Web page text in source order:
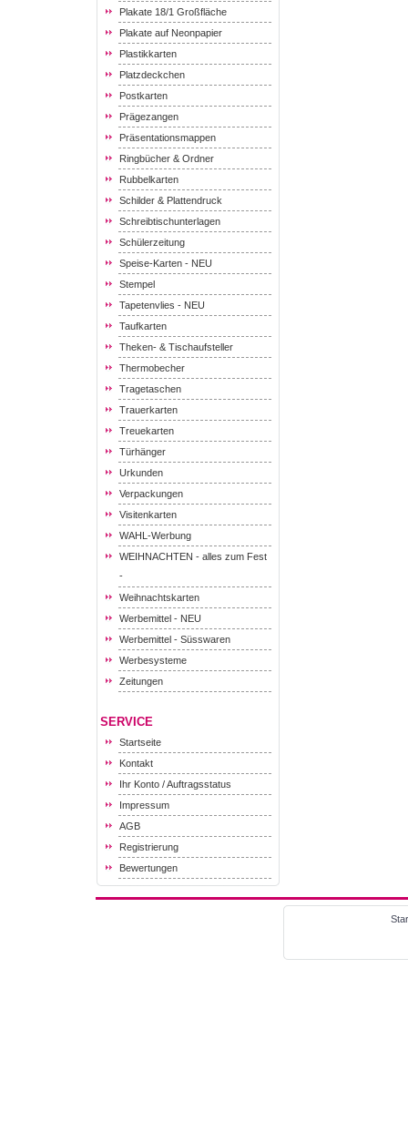
Plakate 18/1 Großfläche
Plakate auf Neonpapier
Plastikkarten
Platzdeckchen
Postkarten
Prägezangen
Präsentationsmappen
Ringbücher & Ordner
Rubbelkarten
Schilder & Plattendruck
Schreibtischunterlagen
Schülerzeitung
Speise-Karten - NEU
Stempel
Tapetenvlies - NEU
Taufkarten
Theken- & Tischaufsteller
Thermobecher
Tragetaschen
Trauerkarten
Treuekarten
Türhänger
Urkunden
Verpackungen
Visitenkarten
WAHL-Werbung
WEIHNACHTEN - alles zum Fest
-
Weihnachtskarten
Werbemittel - NEU
Werbemittel - Süsswaren
Werbesysteme
Zeitungen
SERVICE
Startseite
Kontakt
Ihr Konto / Auftragsstatus
Impressum
AGB
Registrierung
Bewertungen